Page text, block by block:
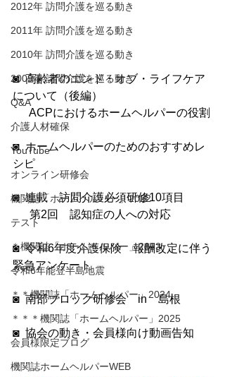
2012年 訪問介護を巡る動き
2011年 訪問介護を巡る動き
2010年 訪問介護を巡る動き
2009年 訪問介護を巡る動き
Q&A
介護人材確保
YouTube
オンライン研修会
機関誌「ホームヘルパー」2022
テスト
＊機関誌「ホームヘルパー」2023
令和6年能登半島地震
＊＊機関誌「ホームヘルパー」2024
＊＊＊機関誌「ホームヘルパー」2025
会員様限定ブログ
機関誌ホームヘルパーWEB
◙  高齢者のエンド・オブ・ライフケア
について（後編）
ACPにおけるホームヘルパーの役割
◙  ホームヘルパーのためのおすすめレ
シピ
◙  連載　訪問介護必須研修10項目
第2回　認知症の人への対応
◙  令和6年度介護保険　報酬改定に伴う
緊急アンケート
◙  南部ブロック研修会　in　島根
◙  協会の動き・会員様向け動画告知